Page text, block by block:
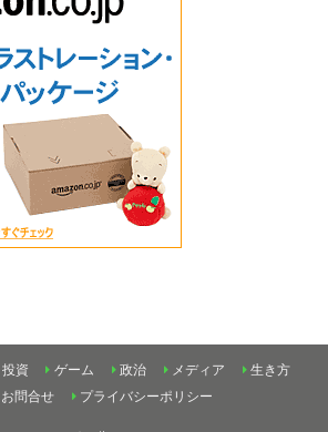
投資 ゲーム 政治 メディア
生き方
お問合せ プライバシーポリシー